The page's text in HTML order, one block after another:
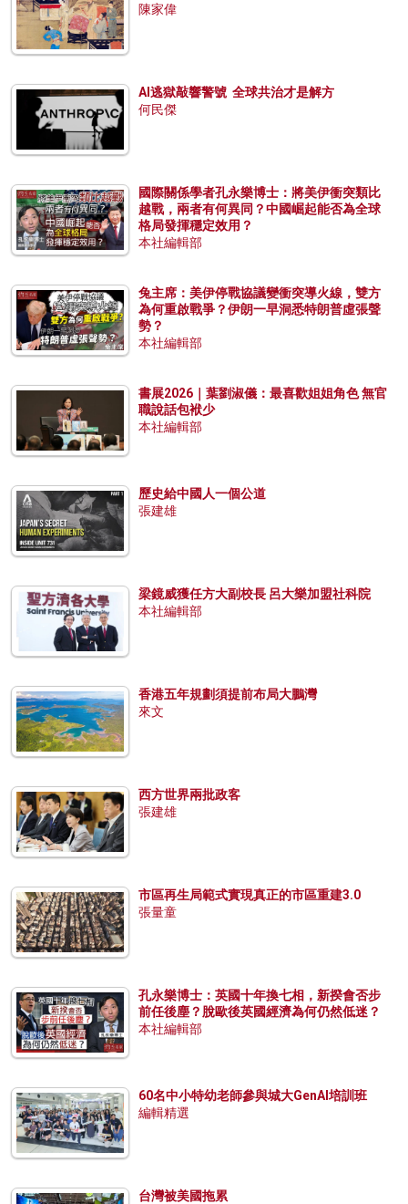
陳家偉
AI逃獄敲響警號 全球共治才是解方
何民傑
國際關係學者孔永樂博士：將美伊衝突類比
越戰，兩者有何異同？中國崛起能否為全球
格局發揮穩定效用？
本社編輯部
兔主席：美伊停戰協議變衝突導火線，雙方
為何重啟戰爭？伊朗一早洞悉特朗普虛張聲
勢？
本社編輯部
書展2026｜葉劉淑儀：最喜歡姐姐角色 無官
職說話包袱少
本社編輯部
歷史給中國人一個公道
張建雄
梁鏡威獲任方大副校長 呂大樂加盟社科院
本社編輯部
香港五年規劃須提前布局大鵬灣
來文
西方世界兩批政客
張建雄
市區再生局範式實現真正的市區重建3.0
張量童
孔永樂博士：英國十年換七相，新揆會否步
前任後塵？脫歐後英國經濟為何仍然低迷？
本社編輯部
60名中小特幼老師參與城大GenAI培訓班
編輯精選
台灣被美國拖累